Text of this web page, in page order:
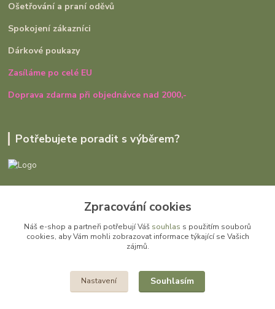
Ošetřování a praní oděvů
Spokojení zákazníci
Dárkové poukazy
Zasíláme po celé EU
Doprava zdarma při objednávce nad 2000,-
Potřebujete poradit s výběrem?
+420 727 979 401
info@gomi.cz
Zpracování cookies
Náš e-shop a partneři potřebují Váš souhlas s použitím souborů
cookies, aby Vám mohli zobrazovat informace týkající se Vašich
zájmů.
Nastavení Souhlasím